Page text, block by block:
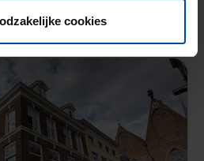
cookies
Niet tevreden?